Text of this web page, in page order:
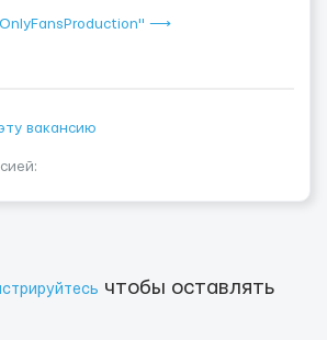
⟶
вакансию
чтобы оставлять